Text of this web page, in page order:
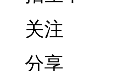
关注
分享